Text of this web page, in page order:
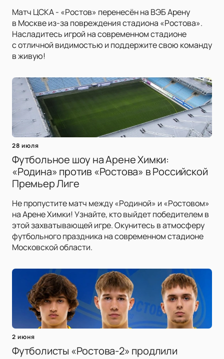
Матч ЦСКА - «Ростов» перенесён на ВЭБ Арену
в Москве из-за повреждения стадиона «Ростова».
Насладитесь игрой на современном стадионе
с отличной видимостью и поддержите свою команду
в живую!
28 июля
Футбольное шоу на Арене Химки:
«Родина» против «Ростова» в Российской
Премьер Лиге
Не пропустите матч между «Родиной» и «Ростовом»
на Арене Химки! Узнайте, кто выйдет победителем в
этой захватывающей игре. Окунитесь в атмосферу
футбольного праздника на современном стадионе
Московской области.
2 июня
Футболисты «Ростова-2» продлили